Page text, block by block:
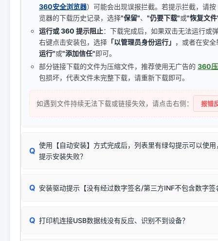
360安全浏览器）可能会出现误报拦截。若提示拦截，请按
览器的下载历史记录，选择"保留"、 "仍要下载"或"恢复文
运行或 360 提示阻止：下载完成后，如果双击无法运行或
右键点击安装包，选择 「以管理员身份运行」 ，或者在安
运行"或"添加信任"即可。
部分链接下载的文件为压缩文件，推荐使用无广告的 360
包损坏，代表文件未完整下载，请重新下载即可。
如遇到文件持续无法下载或链接失效，请点击右侧： 报错
Q
使用【自动安装】方式完成后，列表里有绿勾提示可以使
提示安装失败？
由于本站驱动包集成了32位和64位驱动，自动安装程序在运
✔ 可以使用了
：代表与您当
Q 安装驱动提示【没有经过数字签名/第三方INF不包含数字
往往会弹出此类提示。
Q 打印机连接USB数据线没有反应、识别不到设备？